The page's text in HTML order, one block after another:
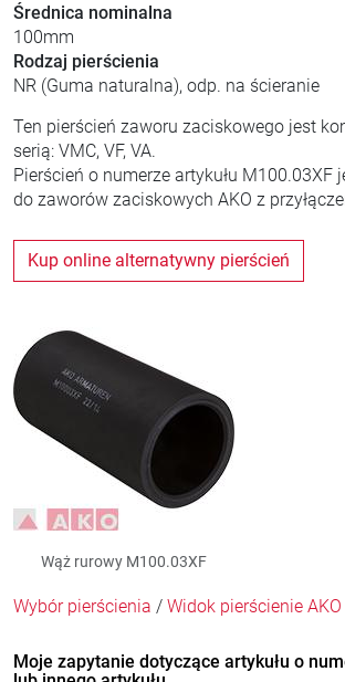
Średnica nominalna
100mm
Rodzaj pierścienia
NR (Guma naturalna), odp. na ścieranie
Ten pierścień zaworu zaciskowego jest
serią: VMC, VF, VA.
Pierścień o numerze artykułu M100.03XF
do zaworów zaciskowych AKO z
Kup online alternatywny pierścień
Wąż rurowy M100.03XF
Wybór pierścienia / Widok pierścienie AKO
Moje zapytanie dotyczące artykułu o